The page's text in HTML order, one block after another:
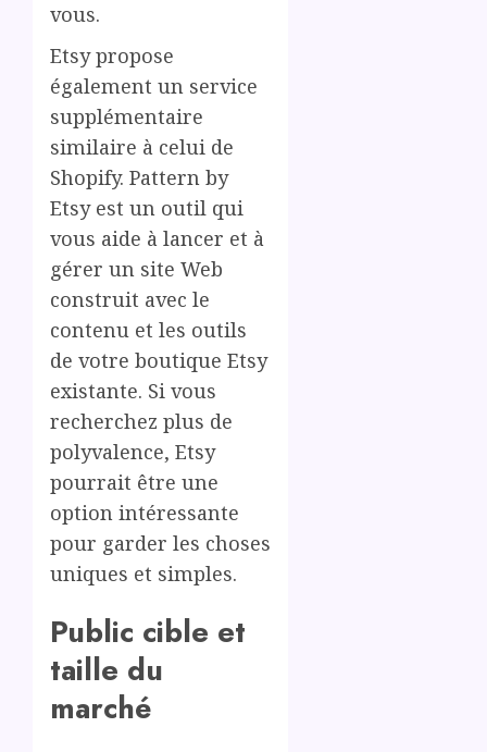
vous.
Etsy propose
également un service
supplémentaire
similaire à celui de
Shopify. Pattern by
Etsy est un outil qui
vous aide à lancer et à
gérer un site Web
construit avec le
contenu et les outils
de votre boutique Etsy
existante. Si vous
recherchez plus de
polyvalence, Etsy
pourrait être une
option intéressante
pour garder les choses
uniques et simples.
Public cible et
taille du
marché